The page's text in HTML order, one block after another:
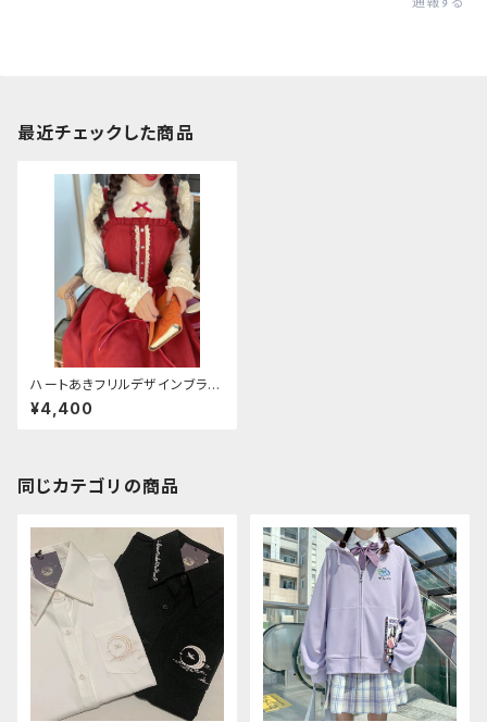
最近チェックした商品
ハートあきフリルデザインブラウ
ス
¥4,400
同じカテゴリの商品